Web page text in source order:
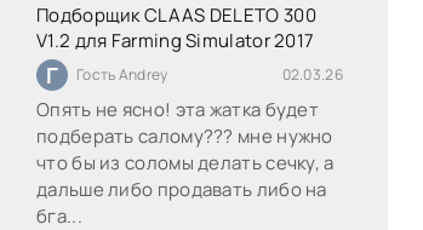
Подборщик CLAAS DELETO 300
V1.2 для Farming Simulator 2017
Г Гость Andrey 02.03.26
Опять не ясно! эта жатка будет
подберать салому??? мне нужно
что бы из соломы делать сечку, а
дальше либо продавать либо на
бга...